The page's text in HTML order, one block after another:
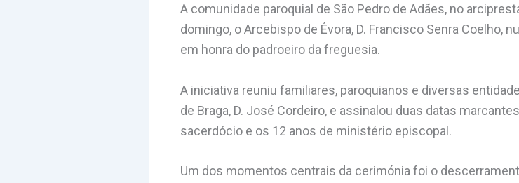
A comunidade paroquial de São Pedro de Adães, no
domingo, o Arcebispo de Évora, D. Francisco Senra Coelho,
em honra do padroeiro da freguesia.
A iniciativa reuniu familiares, paroquianos e diversas
de Braga, D. José Cordeiro, e assinalou duas datas
sacerdócio e os 12 anos de ministério episcopal.
Um dos momentos centrais da cerimónia foi o